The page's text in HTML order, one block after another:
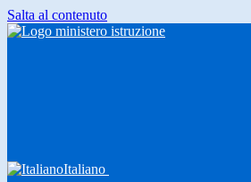
Salta al contenuto
Italiano